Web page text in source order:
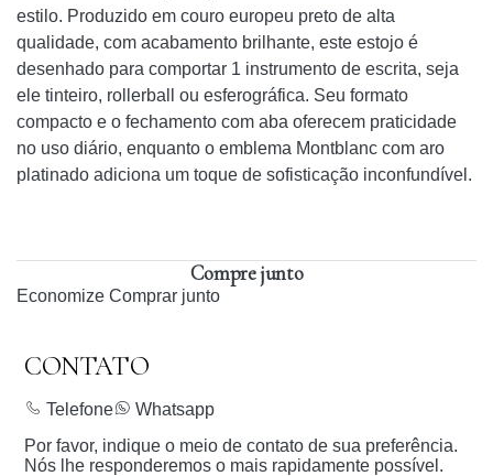
estilo. Produzido em couro europeu preto de alta
qualidade, com acabamento brilhante, este estojo é
desenhado para comportar 1 instrumento de escrita, seja
ele tinteiro, rollerball ou esferográfica. Seu formato
compacto e o fechamento com aba oferecem praticidade
no uso diário, enquanto o emblema Montblanc com aro
platinado adiciona um toque de sofisticação inconfundível.
Compre junto
Economize Comprar junto
CONTATO
Telefone
Whatsapp
Por favor, indique o meio de contato de sua preferência.
Nós lhe responderemos o mais rapidamente possível.